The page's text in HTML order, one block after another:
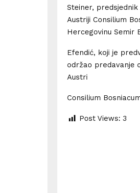
Steiner, predsjednik
Austriji Consilium
Hercegovinu Semir
Efendić, koji je
održao predavanje
Austri
Consilium
Post Views: 3